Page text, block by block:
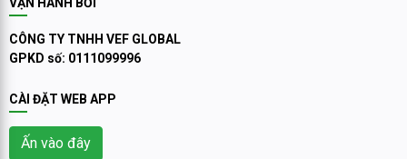
CÔNG TY TNHH VEF GLOBAL
GPKD số: 0111099996
CÀI ĐẶT WEB APP
Ấn vào đây